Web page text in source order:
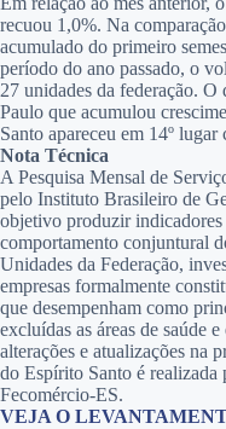
recuou 1,0%. Na
acumulado do primeiro
período do ano passado, o
27 unidades da federação.
Paulo que acumulou
Santo apareceu em 14º
Nota Técnica
A Pesquisa Mensal de
pelo Instituto Brasileiro de
objetivo produzir
comportamento conjuntural
Unidades da Federação,
empresas formalmente
que desempenham como
excluídas as áreas de saúde
alterações e atualizações na
do Espírito Santo é realizada
Fecomércio-ES.
VEJA O